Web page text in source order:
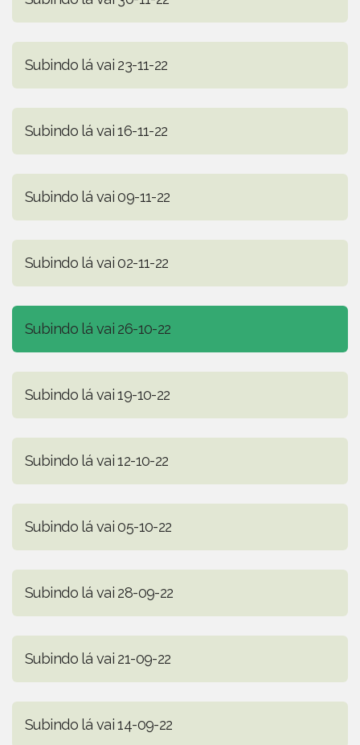
Subindo lá vai 23-11-22
Subindo lá vai 16-11-22
Subindo lá vai 09-11-22
Subindo lá vai 02-11-22
Subindo lá vai 26-10-22
Subindo lá vai 19-10-22
Subindo lá vai 12-10-22
Subindo lá vai 05-10-22
Subindo lá vai 28-09-22
Subindo lá vai 21-09-22
Subindo lá vai 14-09-22